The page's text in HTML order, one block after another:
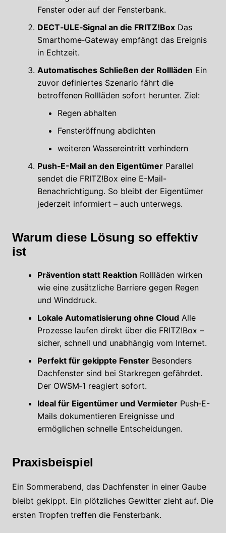
Fenster oder auf der Fensterbank.
DECT‑ULE‑Signal an die FRITZ!BoxDas
Smarthome‑Gateway empfängt das Ereignis
in Echtzeit.
Automatisches Schließen der Rollläden Ein
zuvor definiertes Szenario fährt die
betroffenen Rollläden sofort herunter. Ziel:
Regen abhalten
Fensteröffnung abdichten
weiteren Wassereintritt verhindern
Push‑E-Mail an den EigentümerParallel
sendet die FRITZ!Box eine E-Mail-
Benachrichtigung. So bleibt der Eigentümer
jederzeit informiert – auch unterwegs.
Warum diese Lösung so effektiv
ist
Prävention statt Reaktion Rollläden wirken
wie eine zusätzliche Barriere gegen Regen
und Winddruck.
Lokale Automatisierung ohne CloudAlle
Prozesse laufen direkt über die FRITZ!Box –
sicher, schnell und unabhängig vom Internet.
Perfekt für gekippte FensterBesonders
Dachfenster sind bei Starkregen gefährdet.
Der OWSM‑1 reagiert sofort.
Ideal für Eigentümer und VermieterPush‑E-
Mails dokumentieren Ereignisse und
ermöglichen schnelle Entscheidungen.
Praxisbeispiel
Ein Sommerabend, das Dachfenster in einer Gaube
bleibt gekippt. Ein plötzliches Gewitter zieht auf. Die
ersten Tropfen treffen die Fensterbank.